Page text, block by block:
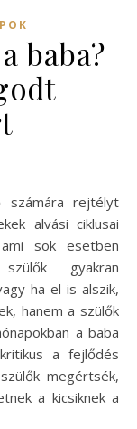
baba?
alvási ciklusai
sok esetben
gyakran
ha el is alszik,
hanem a szülők
a baba
a fejlődés
megértsék,
a kicsiknek a